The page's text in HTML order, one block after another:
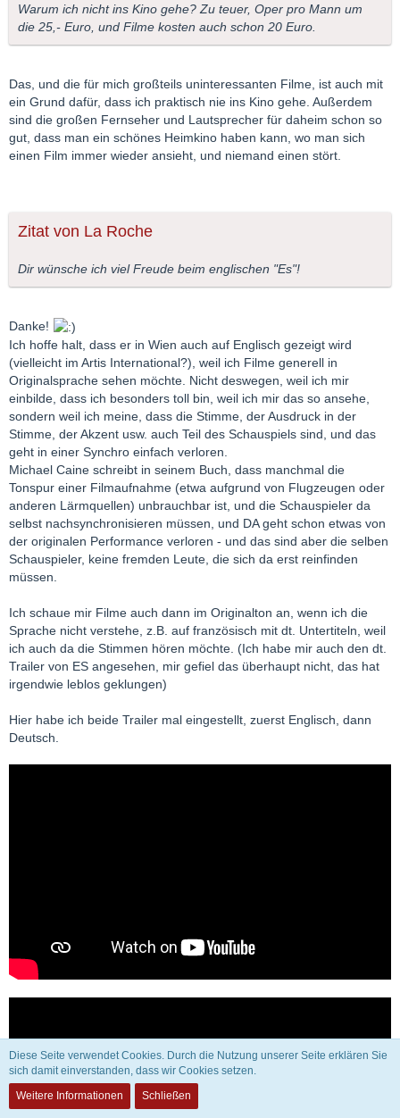
Warum ich nicht ins Kino gehe? Zu teuer, Oper pro Mann um
die 25,- Euro, und Filme kosten auch schon 20 Euro.
Das, und die für mich großteils uninteressanten Filme, ist auch mit
ein Grund dafür, dass ich praktisch nie ins Kino gehe. Außerdem
sind die großen Fernseher und Lautsprecher für daheim schon so
gut, dass man ein schönes Heimkino haben kann, wo man sich
einen Film immer wieder ansieht, und niemand einen stört.
Zitat von La Roche
Dir wünsche ich viel Freude beim englischen "Es"!
Danke!
Ich hoffe halt, dass er in Wien auch auf Englisch gezeigt wird
(vielleicht im Artis International?), weil ich Filme generell in
Originalsprache sehen möchte. Nicht deswegen, weil ich mir
einbilde, dass ich besonders toll bin, weil ich mir das so ansehe,
sondern weil ich meine, dass die Stimme, der Ausdruck in der
Stimme, der Akzent usw. auch Teil des Schauspiels sind, und das
geht in einer Synchro einfach verloren.
Michael Caine schreibt in seinem Buch, dass manchmal die
Tonspur einer Filmaufnahme (etwa aufgrund von Flugzeugen oder
anderen Lärmquellen) unbrauchbar ist, und die Schauspieler da
selbst nachsynchronisieren müssen, und DA geht schon etwas von
der originalen Performance verloren - und das sind aber die selben
Schauspieler, keine fremden Leute, die sich da erst reinfinden
müssen.
Ich schaue mir Filme auch dann im Originalton an, wenn ich die
Sprache nicht verstehe, z.B. auf französisch mit dt. Untertiteln, weil
ich auch da die Stimmen hören möchte. (Ich habe mir auch den dt.
Trailer von ES angesehen, mir gefiel das überhaupt nicht, das hat
irgendwie leblos geklungen)
Hier habe ich beide Trailer mal eingestellt, zuerst Englisch, dann
Deutsch.
Diese Seite verwendet Cookies. Durch die Nutzung unserer Seite erklären Sie
sich damit einverstanden, dass wir Cookies setzen.
Weitere Informationen
Schließen